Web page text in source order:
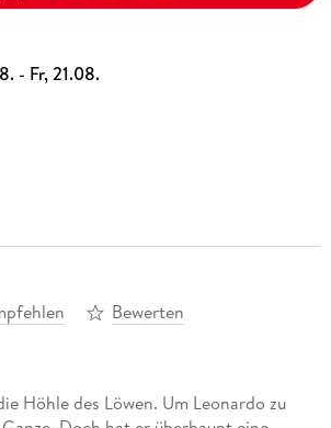
- Fr, 21.08.
Bewerten
Höhle des Löwen. Um Leonardo zu